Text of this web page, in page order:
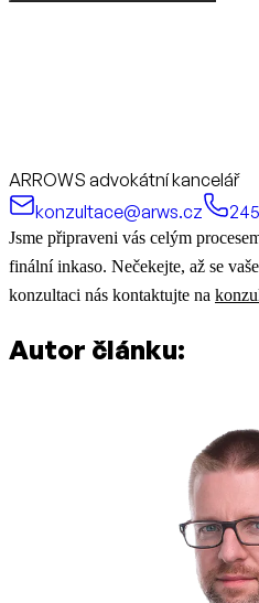
ARROWS advokátní kancelář
konzultace@arws.cz
Jsme připraveni vás celým
finální inkaso. Nečekejte, až se
konzultaci nás kontaktujte na
Autor článku: